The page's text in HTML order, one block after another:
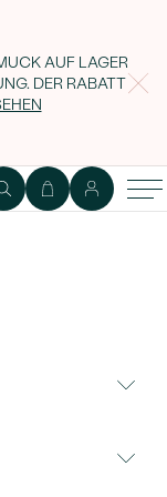
AUF LAGER
DER RABATT